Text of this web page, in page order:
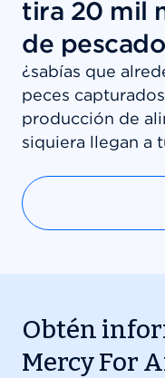
tira 20 mil
de
¿sabías que
peces
producción de
siquiera llegan a
Obtén
Mercy For